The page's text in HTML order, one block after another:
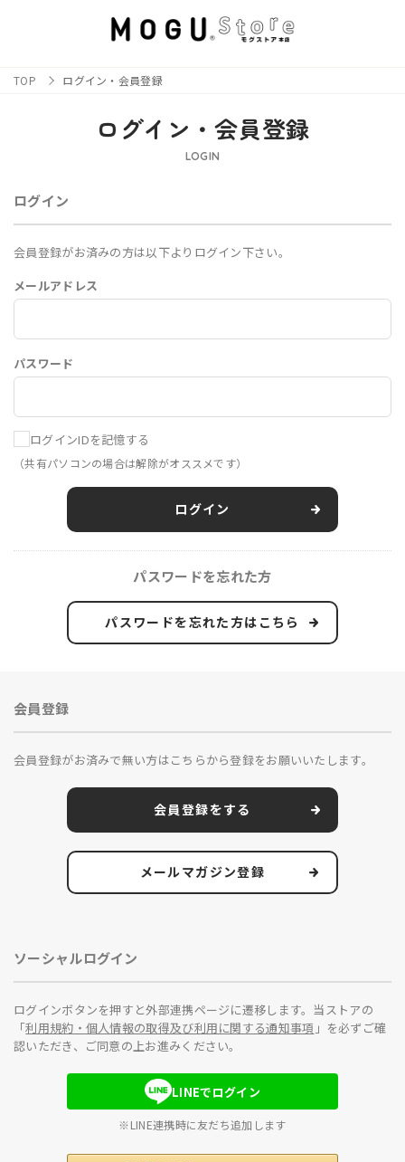
TOP ログイン・会員登録
ログイン・会員登録
LOGIN
ログイン
会員登録がお済みの方は以下よりログイン下さい。
メールアドレス
パスワード
ログインIDを記憶する
（共有パソコンの場合は解除がオススメです）
ログイン
パスワードを忘れた方
パスワードを忘れた方はこちら
会員登録
会員登録がお済みで無い方はこちらから登録をお願いいたします。
会員登録をする
メールマガジン登録
ソーシャルログイン
ログインボタンを押すと外部連携ページに遷移します。当ストアの
「利用規約・個人情報の取得及び利用に関する通知事項 」を必ずご確
認いただき、ご同意の上お進みください。
LINEでログイン
※LINE連携時に友だち追加します